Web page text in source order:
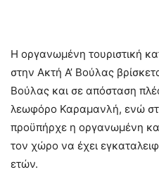
Η οργανωμένη τουριστική
στην Ακτή Α’ Βούλας
Βούλας και σε απόσταση
λεωφόρο Καραμανλή, ενώ
προϋπήρχε η οργανωμένη
τον χώρο να έχει
ετών.